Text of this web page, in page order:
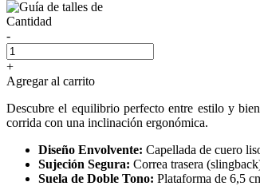
Cantidad
-
+
Agregar al carrito
Descubre el equilibrio perfecto entre estilo y
corrida con una inclinación ergonómica.
Diseño Envolvente: Capellada de cuero
Sujeción Segura: Correa trasera
Suela de Doble Tono: Plataforma de 6,5